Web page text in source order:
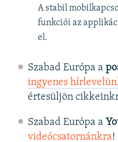
A stabil
funkciói az
el.
Szabad Európa a
ingyenes
értesüljön
Szabad Európa a
videócsatornánkra!